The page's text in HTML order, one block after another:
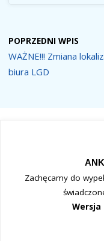
POPRZEDNI WPIS
WAŻNE!!! Zmiana
biura LGD
Zachęcamy do